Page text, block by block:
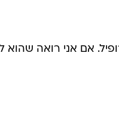
אם אני רואה שהוא